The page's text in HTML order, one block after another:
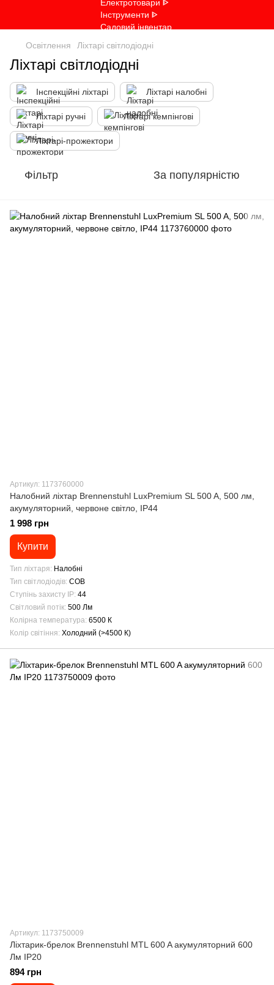
Освітлення Ліхтарі світлодіодні
Ліхтарі світлодіодні
Інспекційні ліхтарі Ліхтарі налобні
Ліхтарі ручні Ліхтарі кемпінгові
Ліхтарі-прожектори
Фільтр За популярністю
Артикул: 1173760000
Налобний ліхтар Brennenstuhl LuxPremium SL 500 A, 500 лм,
акумуляторний, червоне світло, IP44
1 998 грн
Купити
Тип ліхтаря
Налобні
Тип світлодіодів COB
Ступінь захисту IP 44
Світловий потік 500 Лм
Колірна температура 6500 К
Колір світіння Холодний (>4500 К)
Артикул: 1173750009
Ліхтарик-брелок Brennenstuhl MTL 600 A акумуляторний 600
Лм IP20
894 грн